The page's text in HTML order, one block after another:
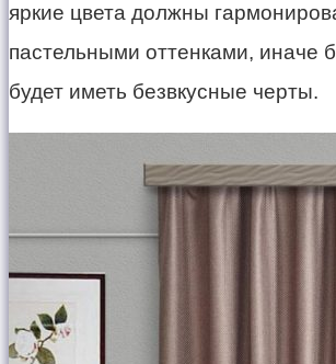
яркие цвета должны
пастельными оттенками, иначе
будет иметь безвкусные черты.